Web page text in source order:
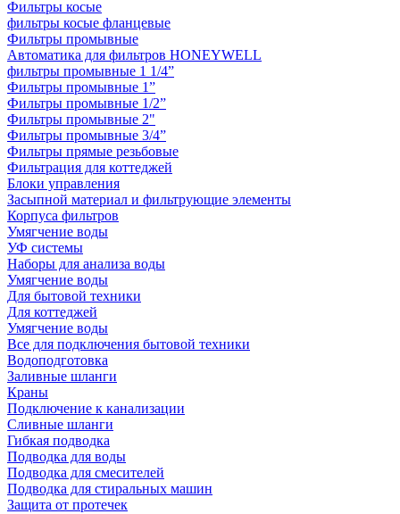
Фильтры косые
фильтры косые фланцевые
Фильтры промывные
Автоматика для фильтров HONEYWELL
фильтры промывные 1 1/4”
Фильтры промывные 1”
Фильтры промывные 1/2”
Фильтры промывные 2"
Фильтры промывные 3/4”
Фильтры прямые резьбовые
Фильтрация для коттеджей
Блоки управления
Засыпной материал и фильтрующие элементы
Корпуса фильтров
Умягчение воды
УФ системы
Наборы для анализа воды
Умягчение воды
Для бытовой техники
Для коттеджей
Умягчение воды
Все для подключения бытовой техники
Водоподготовка
Заливные шланги
Краны
Подключение к канализации
Сливные шланги
Гибкая подводка
Подводка для воды
Подводка для смесителей
Подводка для стиральных машин
Защита от протечек